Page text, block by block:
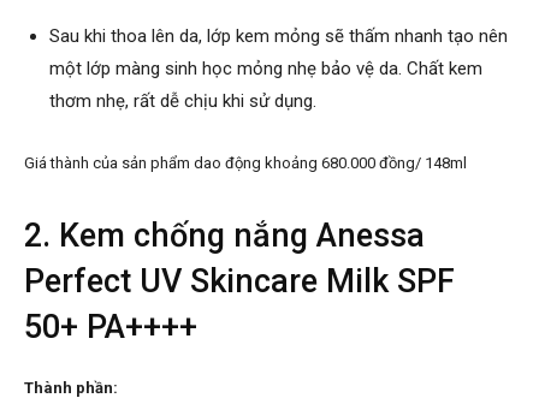
Sau khi thoa lên da, lớp kem mỏng sẽ thấm nhanh tạo nên
một lớp màng sinh học mỏng nhẹ bảo vệ da. Chất kem
thơm nhẹ, rất dễ chịu khi sử dụng.
Giá thành của sản phẩm dao động khoảng 680.000 đồng/ 148ml
2. Kem chống nắng Anessa
Perfect UV Skincare Milk SPF
50+ PA++++
Thành phần: